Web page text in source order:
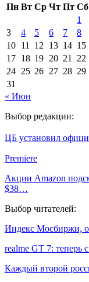
Пн Вт Ср Чт Пт Сб
1
3
4 5 6 7 8
10 11 12 13 14 15
17 18 19 20 21 22
24 25 26 27 28 29
31
« Июн
Выбор редакции:
ЦБ установил
Premiere
Акции Amazon
$38…
Выбор читателей:
Индекс Мосбиржи,
realme GT 7: теперь
Каждый второй